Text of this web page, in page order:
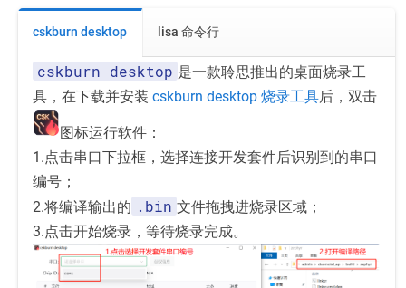
cskburn desktop lisa 命令行
cskburn desktop 是一款聆思推出的桌面烧录工
具，在下载并安装 cskburn desktop 烧录工具后，双击
图标运行软件：
1.点击串口下拉框，选择连接开发套件后识别到的串口
编号；
2.将编译输出的 .bin 文件拖拽进烧录区域；
3.点击开始烧录，等待烧录完成。